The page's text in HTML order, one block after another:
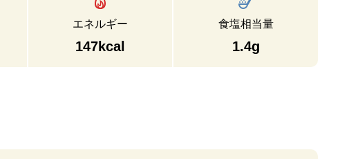
エネルギー
147kcal
食塩相当量
1.4g